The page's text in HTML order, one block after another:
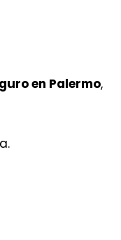
en Palermo,